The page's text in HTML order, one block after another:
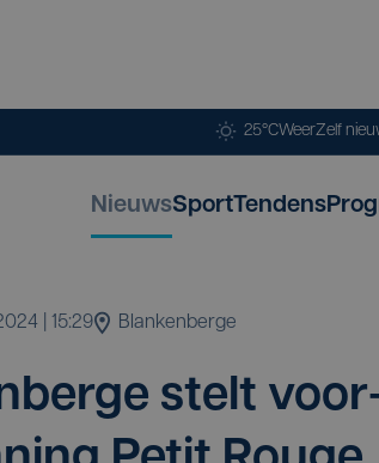
25°CWeerZelf
NieuwsSportTendens
| 15:29 Blankenberge
stelt